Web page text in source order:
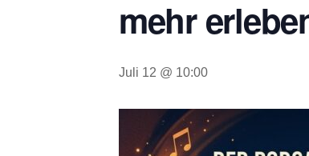
mehr
Juli 12 @ 10:00